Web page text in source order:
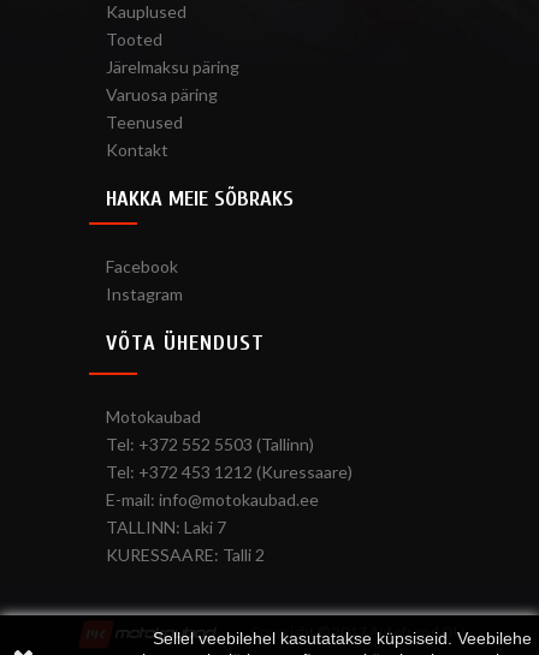
Kauplused
Tooted
Järelmaksu päring
Varuosa päring
Teenused
Kontakt
HAKKA MEIE SÕBRAKS
Facebook
Instagram
VÕTA ÜHENDUST
Motokaubad
Tel: +372 552 5503 (Tallinn)
Tel: +372 453 1212 (Kuressaare)
E-mail: info@motokaubad.ee
TALLINN: Laki 7
KURESSAARE: Talli 2
Sellel veebilehel kasutatakse küpsiseid. Veebilehe
Copyright © 2017 Autofrend OÜ